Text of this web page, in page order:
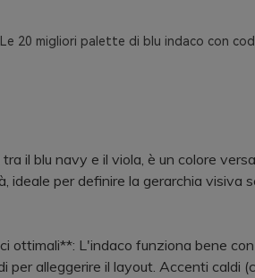
Le 20 migliori palette di blu indaco con
il blu navy e il viola, è un colore
ideale per definire la gerarchia visiva
ottimali**: L'indaco funziona bene
per alleggerire il layout. Accenti caldi